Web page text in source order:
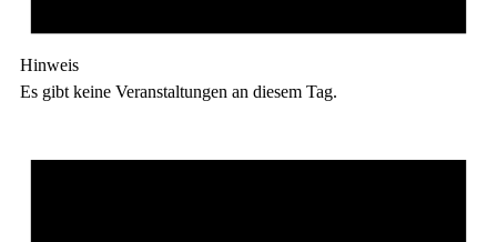
Hinweis
Es gibt keine Veranstaltungen an diesem Tag.